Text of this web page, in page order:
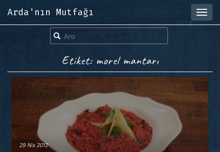
Arda'nın Mutfağı
Etiket: morel mantarı
29 Nis 2012